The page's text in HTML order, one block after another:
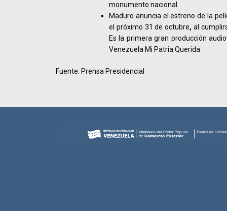
monumento nacional.
Maduro anuncia el estreno de la
el próximo 31 de octubre, al
Es la primera gran producción
Venezuela Mi Patria Querida
Fuente: Prensa Presidencial